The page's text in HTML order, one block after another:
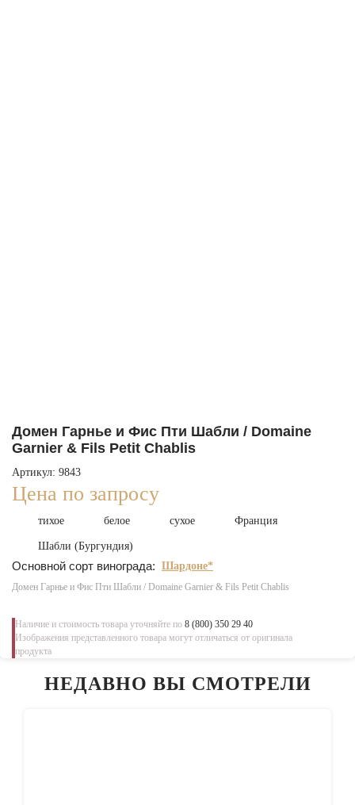
Домен Гарнье и Фис Пти Шабли / Domaine
Garnier & Fils Petit Chablis
Артикул: 9843
Цена по запросу
тихое белое сухое Франция
Шабли (Бургундия)
Основной сорт винограда: Шардоне*
Домен Гарнье и Фис Пти Шабли / Domaine Garnier & Fils Petit Chablis
Наличие и стоимость товара уточняйте по 8 (800) 350 29 40
Изображения представленного товара могут отличаться от оригинала
продукта
НЕДАВНО ВЫ СМОТРЕЛИ